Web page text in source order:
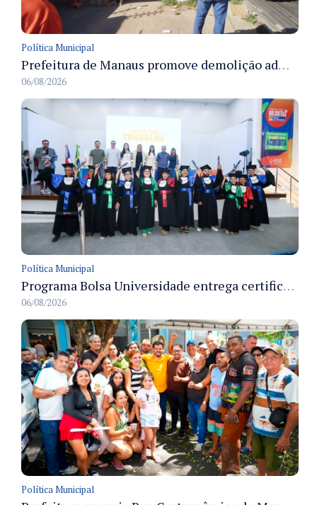
Política Municipal
Prefeitura de Manaus promove demolição administrativa de cinco estruturas que ocupavam calçada pública
06/08/2026
Política Municipal
Programa Bolsa Universidade entrega certificados a formandos em Manaus na sede do Executivo municipal
06/08/2026
Política Municipal